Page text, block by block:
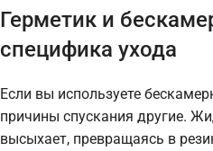
Герметик и
специфика ухода
Если вы используете
причины спускания другие.
высыхает, превращаясь в